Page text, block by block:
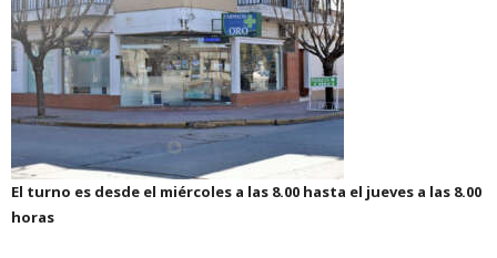
El turno es desde el miércoles a las 8.00 hasta el jueves a las 8.00
horas